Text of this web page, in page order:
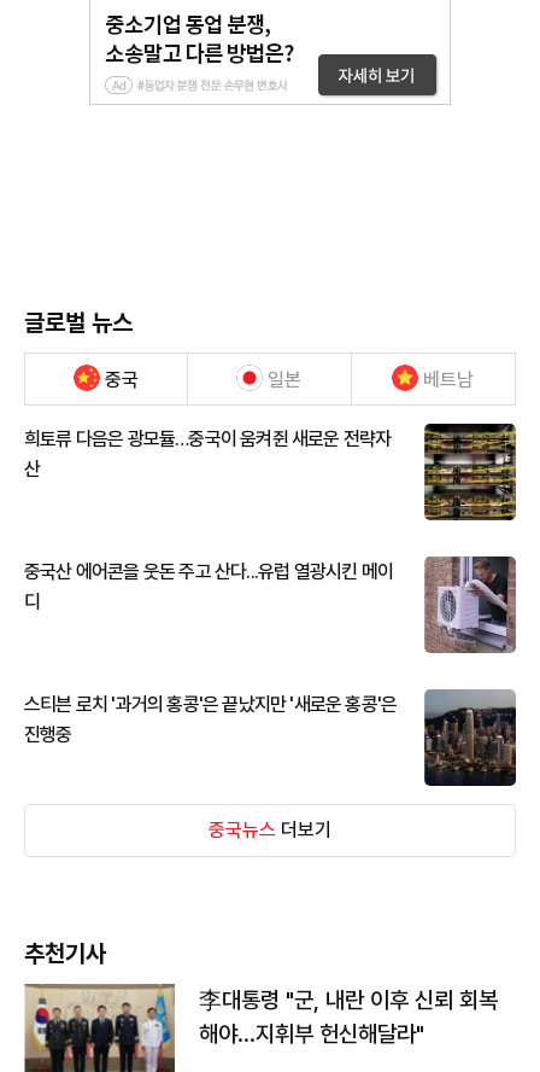
글로벌 뉴스
중국 일본 베트남
희토류 다음은 광모듈…중국이 움켜쥔 새로운 전략자
산
중국산 에어콘을 웃돈 주고 산다...유럽 열광시킨 메이
디
스티븐 로치 '과거의 홍콩'은 끝났지만 '새로운 홍콩'은
진행중
중국뉴스 더보기
추천기사
李대통령 "군, 내란 이후 신뢰 회복
해야…지휘부 헌신해달라"